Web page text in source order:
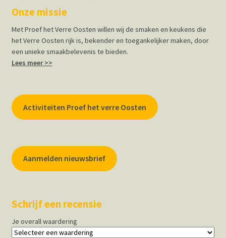
Onze missie
Met Proef het Verre Oosten willen wij de smaken en keukens die
het Verre Oosten rijk is, bekender en toegankelijker maken, door
een unieke smaakbelevenis te bieden.
Lees meer >>
Activiteiten Proef het verre Oosten
Aanmelden nieuwsbrief
Schrijf een recensie
Je overall waardering